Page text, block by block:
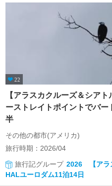
22
【アラスカクルーズ＆シア
ーストレイトポイントでバ
半
その他の都市(アメリカ)
旅行時期：2026/04
旅行記グループ 2026 【アラ
HALユーロダム11泊14日